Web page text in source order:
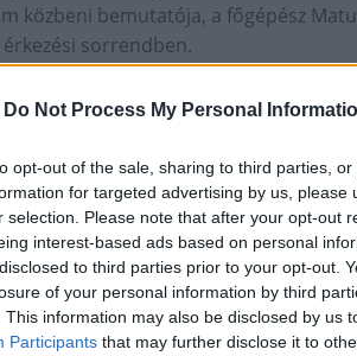
Do Not Process My Personal
opt-out of the sale, sharing to third parties,
for targeted advertising by us, please
selection. Please note that after your opt-out
interest-based ads based on personal
to third parties prior to your opt-out.
of your personal information by third
This information may also be disclosed by us
Participants that may further disclose it to
bemutatója, a főgépész
sorrendben.
a Tóth Trió